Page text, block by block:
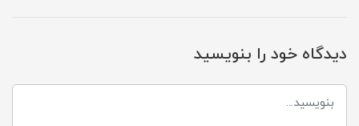
دیدگاه خود را بنویسید